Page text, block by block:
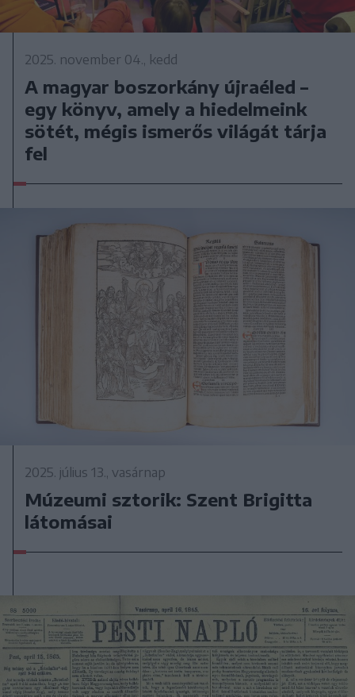
2025. november 04., kedd
A magyar boszorkány újraéled –
egy könyv, amely a hiedelmeink
sötét, mégis ismerős világát tárja
fel
2025. július 13., vasárnap
Múzeumi sztorik: Szent Brigitta
látomásai